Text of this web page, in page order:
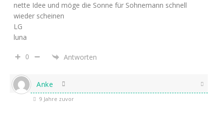
nette Idee und möge die Sonne für Sohnemann schnell
wieder scheinen
LG
luna
0 Antworten
Anke
9 Jahre zuvor